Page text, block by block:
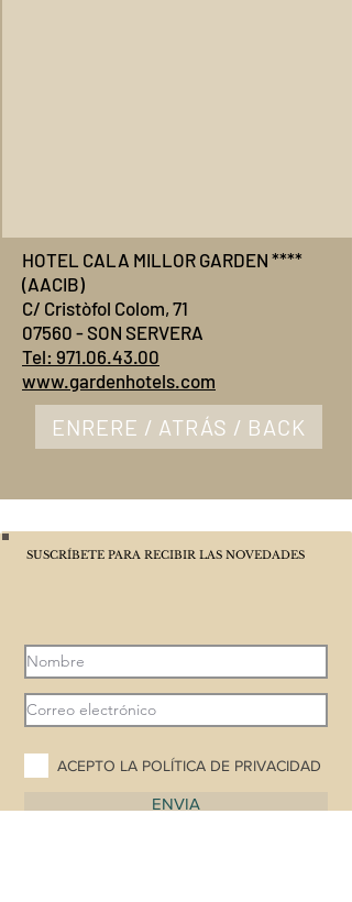
HOTEL CALA MILLOR GARDEN ****
(AACIB)
C/ Cristòfol Colom, 71
07560 - SON SERVERA
Tel: 971.06.43.00
www.gardenhotels.com
ENRERE / ATRÁS / BACK
SUSCRÍBETE PARA RECIBIR LAS NOVEDADES
ACEPTO LA POLÍTICA DE PRIVACIDAD
ENVIA